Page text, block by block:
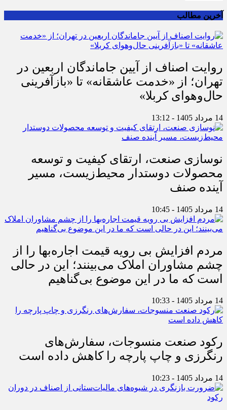
آخرین مطالب
روایت اصناف از آیین جاماندگان اربعین در
تهران؛ از «خدمت عاشقانه» تا «بازآفرینی
حال‌وهوای کربلا»
14 مرداد 1405 - 13:12
نوسازی صنعت، ارتقای کیفیت و توسعه
محصولات دوستدار محیط‌زیست، مسیر
آینده صنف
14 مرداد 1405 - 10:45
مردم افزایش بی رویه قیمت اجاره‌بها را از
چشم مشاوران املاک می‌بینند؛ این در حالی
است که ما در این موضوع بی‌گناهیم
14 مرداد 1405 - 10:33
رکود صنعت منسوجات، سفارش‌های
رنگرزی و چاپ پارچه را کاهش داده است
14 مرداد 1405 - 10:23